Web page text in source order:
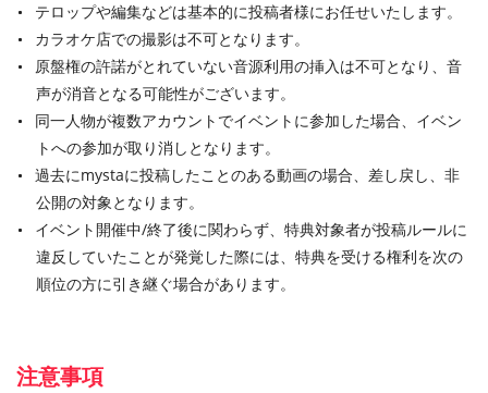
テロップや編集などは基本的に投稿者様にお任せいたします。
カラオケ店での撮影は不可となります。
原盤権の許諾がとれていない音源利用の挿入は不可となり、音
声が消音となる可能性がございます。
同一人物が複数アカウントでイベントに参加した場合、イベン
トへの参加が取り消しとなります。
過去にmystaに投稿したことのある動画の場合、差し戻し、非
公開の対象となります。
イベント開催中/終了後に関わらず、特典対象者が投稿ルールに
違反していたことが発覚した際には、特典を受ける権利を次の
順位の方に引き継ぐ場合があります。
注意事項